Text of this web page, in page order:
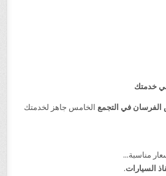
خدمتك
في التجمع الخامس جاهز لخدمتك
مناسبة…
السيارات.